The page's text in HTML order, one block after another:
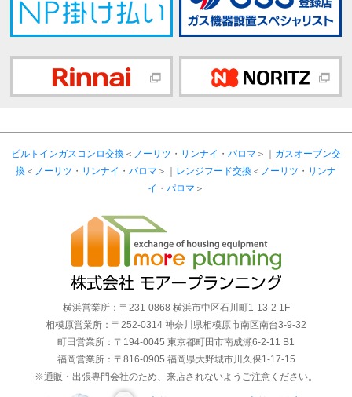
ビルトインガスコンロ交換 ＜ ノーリツ ・ リンナイ ・ パロマ ＞｜ ガスオーブン交
換 ＜ ノーリツ ・ リンナイ ・ パロマ ＞｜ レンジフード交換 ＜ ノーリツ ・ リンナ
イ ・ パロマ ＞
横浜営業所：〒231-0868 横浜市中区石川町1-13-2 1F
相模原営業所：〒252-0314 神奈川県相模原市南区南台3-9-32
町田営業所：〒194-0045 東京都町田市南成瀬6-2-11 B1
福岡営業所：〒816-0905 福岡県大野城市川久保1-17-15
※通販・出張専門会社のため、来店されないようご注意ください。